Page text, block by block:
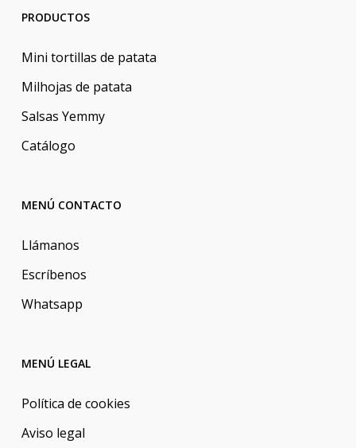
PRODUCTOS
Mini tortillas de patata
Milhojas de patata
Salsas Yemmy
Catálogo
MENÚ CONTACTO
Llámanos
Escríbenos
Whatsapp
MENÚ LEGAL
Política de cookies
Aviso legal